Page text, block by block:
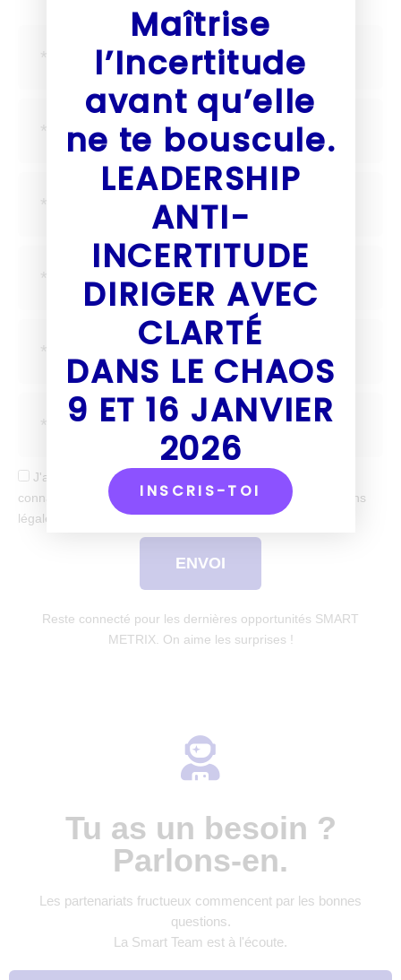
J'accepte de recevoir tes mails et confirme avoir pris
connaissance de votre politique de confidentialité et mentions
légales.
ENVOI
Reste connecté pour les dernières opportunités SMART
METRIX. On aime les surprises !
Tu as un besoin ?
Parlons-en.
Les partenariats fructueux commencent par les bonnes
questions.
La Smart Team est à l'écoute.
Maîtrise
l’Incertitude
avant qu’elle
ne te bouscule.
LEADERSHIP
ANTI-
INCERTITUDE
DIRIGER AVEC
CLARTÉ
DANS LE CHAOS
9 ET 16 JANVIER
2026
INSCRIS-TOI